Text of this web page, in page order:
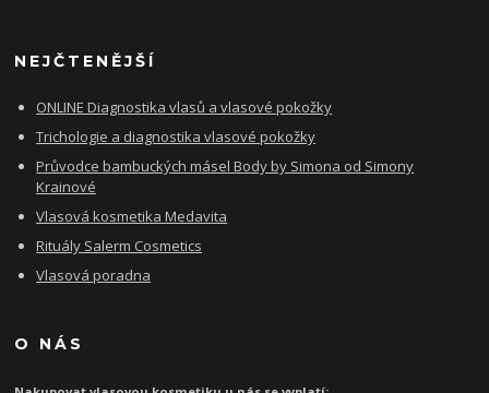
NEJČTENĚJŠÍ
ONLINE Diagnostika vlasů a vlasové pokožky
Trichologie a diagnostika vlasové pokožky
Průvodce bambuckých másel Body by Simona od Simony
Krainové
Vlasová kosmetika Medavita
Rituály Salerm Cosmetics
Vlasová poradna
O NÁS